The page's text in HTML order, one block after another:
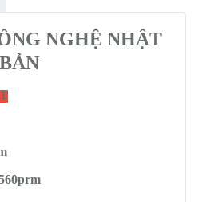
NGHỆ NHẬT
BẢN